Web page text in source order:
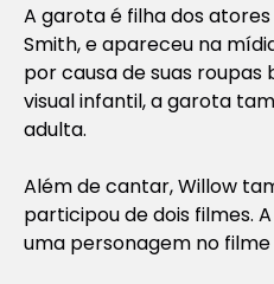
A garota é filha dos
Smith, e apareceu na
por causa de suas roupas
visual infantil, a garota
adulta.
Além de cantar, Willow
participou de dois filmes.
uma personagem no filme